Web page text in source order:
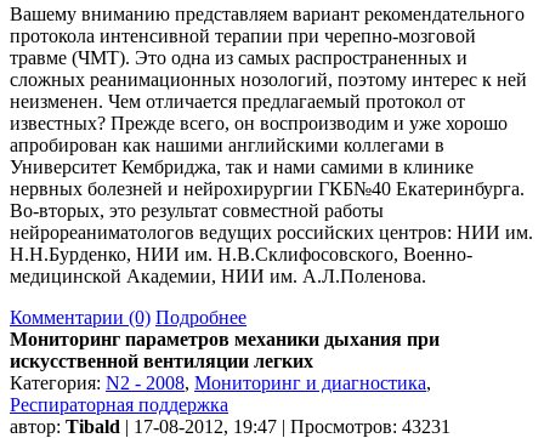
Вашему вниманию представляем вариант рекомендательного
протокола интенсивной терапии при черепно-мозговой
травме (ЧМТ). Это одна из самых распространенных и
сложных реанимационных нозологий, поэтому интерес к ней
неизменен. Чем отличается предлагаемый протокол от
известных? Прежде всего, он воспроизводим и уже хорошо
апробирован как нашими английскими коллегами в
Университет Кембриджа, так и нами самими в клинике
нервных болезней и нейрохирургии ГКБ№40 Екатеринбурга.
Во-вторых, это результат совместной работы
нейрореаниматологов ведущих российских центров: НИИ им.
Н.Н.Бурденко, НИИ им. Н.В.Склифосовского, Военно-
медицинской Академии, НИИ им. А.Л.Поленова.
Комментарии (0) Подробнее
Мониторинг параметров механики дыхания при
искусственной вентиляции легких
Категория: N2 - 2008, Мониторинг и диагностика,
Респираторная поддержка
автор: Tibald | 17-08-2012, 19:47 | Просмотров: 43231